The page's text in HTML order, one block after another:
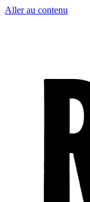
Aller au contenu